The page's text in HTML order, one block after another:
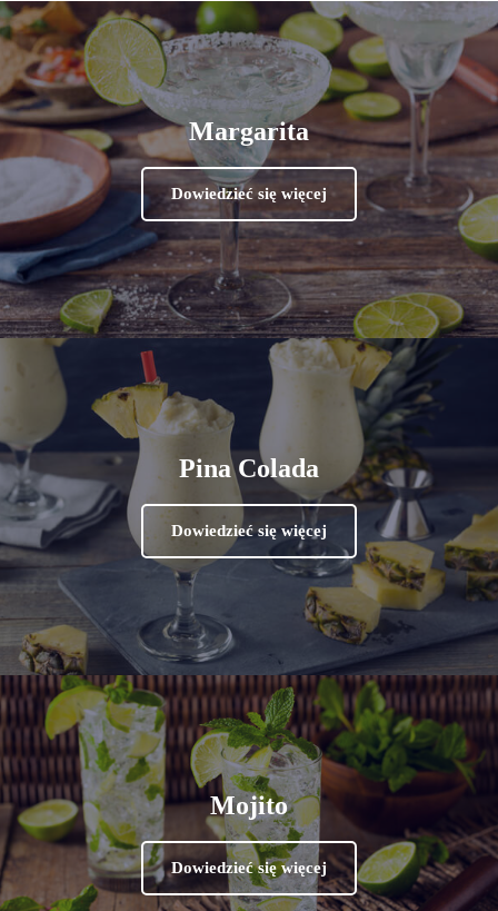
Margarita
Dowiedzieć się więcej
Pina Colada
Dowiedzieć się więcej
Mojito
Dowiedzieć się więcej